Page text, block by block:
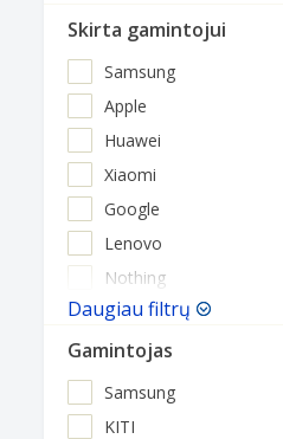
Skirta gamintojui
Samsung
Apple
Huawei
Xiaomi
Google
Lenovo
Nothing
Daugiau filtrų
Gamintojas
Samsung
KITI